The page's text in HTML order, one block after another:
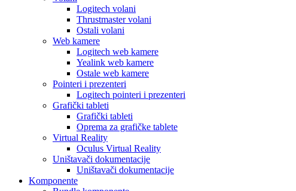
Logitech volani
Thrustmaster volani
Ostali volani
Web kamere
Logitech web kamere
Yealink web kamere
Ostale web kamere
Pointeri i prezenteri
Logitech pointeri i prezenteri
Grafički tableti
Grafički tableti
Oprema za grafičke tablete
Virtual Reality
Oculus Virtual Reality
Uništavači dokumentacije
Uništavači dokumentacije
Komponente